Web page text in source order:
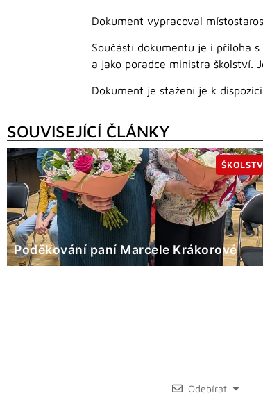
Dokument vypracoval
Součástí dokumentu je i příloha
a jako poradce ministra školství.
Dokument je stažení je k dispozici
SOUVISEJÍCÍ ČLÁNKY
Poděkování paní Marcele Krákorové
Odebírat